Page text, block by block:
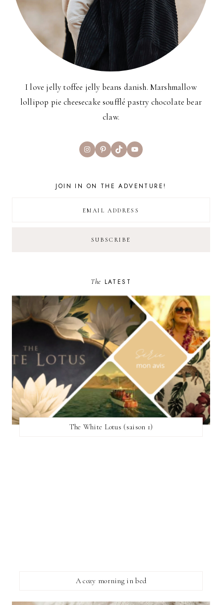
I love jelly toffee jelly beans danish. Marshmallow
lollipop pie cheesecake soufflé pastry chocolate bear
claw.
InstagramPinterest
TikTokYouTube
JOIN IN ON THE ADVENTURE!
The LATEST
The White Lotus (saison 1)
A cozy morning in bed